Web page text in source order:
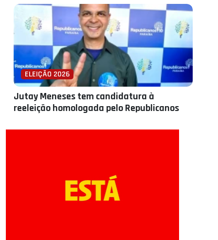
ELEIÇÃO 2026
Jutay Meneses tem candidatura à
reeleição homologada pelo Republicanos